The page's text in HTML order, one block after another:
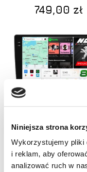
Niniejsza strona
Wykorzystujemy pliki
i reklam, aby
analizować ruch w
Brak
749,00zł
RATY 0%
Peugeot 407 2004-
Android 8GB LTE